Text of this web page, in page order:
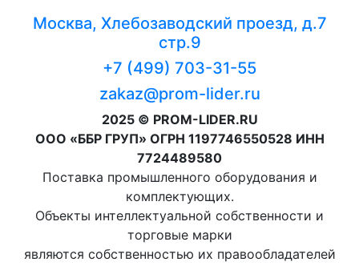
Москва, Хлебозаводский проезд, д.7
стр.9
+7 (499) 703-31-55
zakaz@prom-lider.ru
2025 © PROM-LIDER.RU
ООО «ББР ГРУП» ОГРН 1197746550528 ИНН
7724489580
Поставка промышленного оборудования и
комплектующих.
Объекты интеллектуальной собственности и
торговые марки
являются собственностью их правообладателей